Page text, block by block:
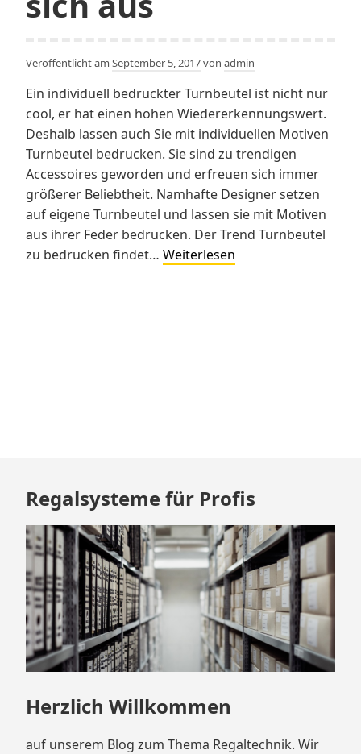
Veröffentlicht am September 5, 2017von admin
Ein individuell bedruckter Turnbeutel ist nicht nur
cool, er hat einen hohen Wiedererkennungswert.
Deshalb lassen auch Sie mit individuellen Motiven
Turnbeutel bedrucken. Sie sind zu trendigen
Accessoires geworden und erfreuen sich immer
größerer Beliebtheit. Namhafte Designer setzen
auf eigene Turnbeutel und lassen sie mit Motiven
aus ihrer Feder bedrucken. Der Trend Turnbeutel
zu bedrucken findet… Weiterlesen
Zum
Footer
springen
Regalsysteme für Profis
Herzlich Willkommen
auf unserem Blog zum Thema Regaltechnik. Wir